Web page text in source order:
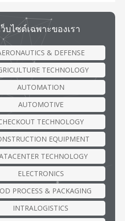
ว็บไซต์เฉพาะของเรา
& DEFENSE
TECHNOLOGY
AUTOMATION
AUTOMOTIVE
TECHNOLOGY
EQUIPMENT
TECHNOLOGY
ELECTRONICS
PROCESS & PACKAGING
INTRALOGISTICS